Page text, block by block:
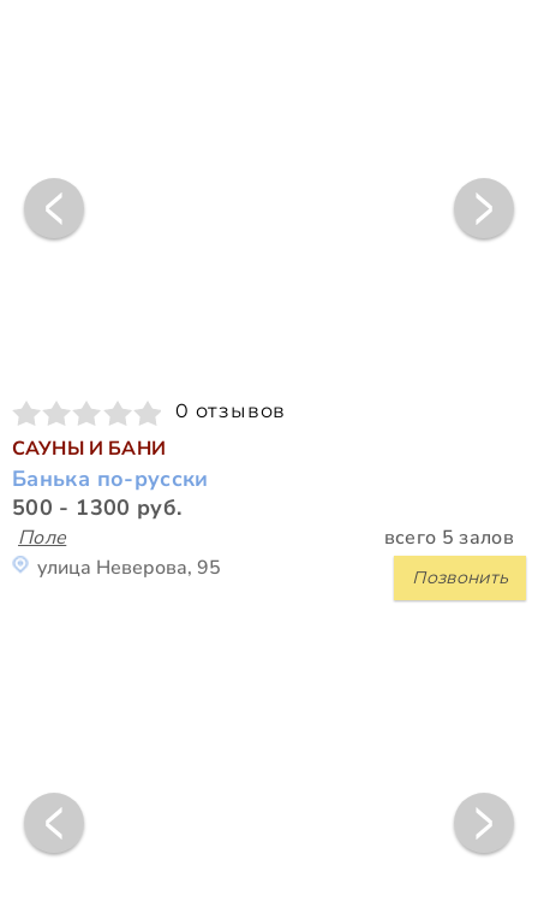
0 отзывов
САУНЫ И БАНИ
Банька по-русски
500 - 1300 руб.
Поле всего 5 залов
Позвонить
улица Неверова, 95